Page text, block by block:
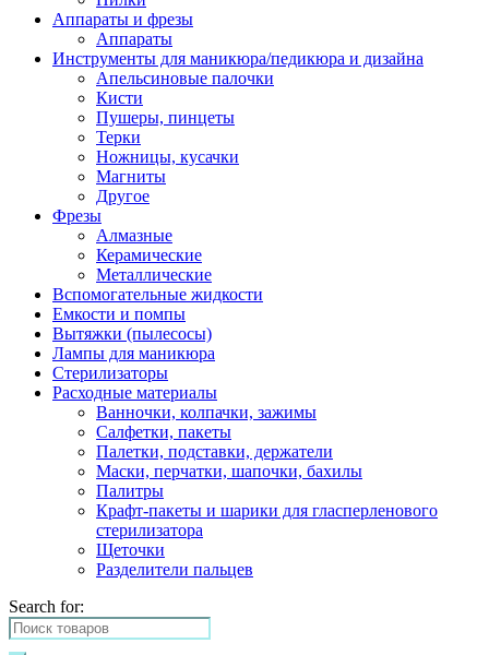
Аппараты и фрезы
Аппараты
Инструменты для маникюра/педикюра и дизайна
Апельсиновые палочки
Кисти
Пушеры, пинцеты
Терки
Ножницы, кусачки
Магниты
Другое
Фрезы
Алмазные
Керамические
Металлические
Вспомогательные жидкости
Емкости и помпы
Вытяжки (пылесосы)
Лампы для маникюра
Стерилизаторы
Расходные материалы
Ванночки, колпачки, зажимы
Салфетки, пакеты
Палетки, подставки, держатели
Маски, перчатки, шапочки, бахилы
Палитры
Крафт-пакеты и шарики для гласперленового
стерилизатора
Щеточки
Разделители пальцев
Search for: